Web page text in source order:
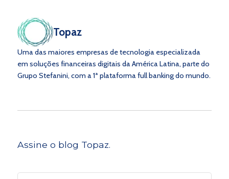
Topaz
Uma das maiores empresas de tecnologia especializada
em soluções financeiras digitais da América Latina, parte do
Grupo Stefanini, com a 1ª plataforma full banking do mundo.
Assine o blog Topaz.